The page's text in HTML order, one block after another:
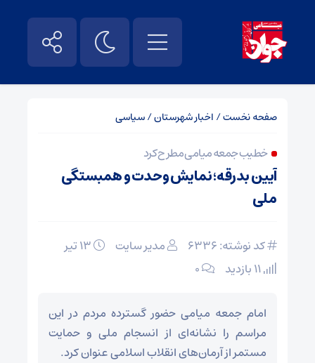
صفحه نخست/ اخبار شهرستان/سیاسی
خطیب جمعه میامی مطرح کرد
آیین بدرقه؛ نمایش وحدت و همبستگی
ملی
کد نوشته: 6336 مدیر سایت
۰
امام جمعه میامی حضور گسترده مردم در این
مراسم را نشانه‌ای از انسجام ملی و حمایت
مستمر از آرمان‌های انقلاب اسلامی عنوان کرد.